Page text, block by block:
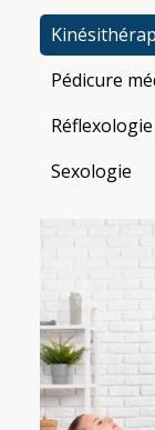
Pédicure
Sexologie